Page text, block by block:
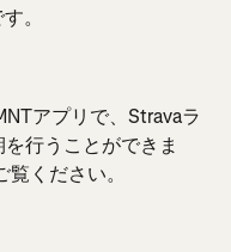
。
アプリで、Stravaラ
行うことができま
覧ください。